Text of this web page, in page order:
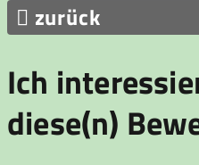
 zurück
Ich
diese(n)